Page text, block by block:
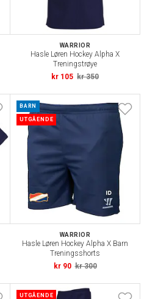
WARRIOR
Hasle Løren Hockey Alpha X
Treningstrøye
kr 105 kr 350
BARN
UTGÅENDE
WARRIOR
Hasle Løren Hockey Alpha X Barn
Treningsshorts
kr 90 kr 300
UTGÅENDE